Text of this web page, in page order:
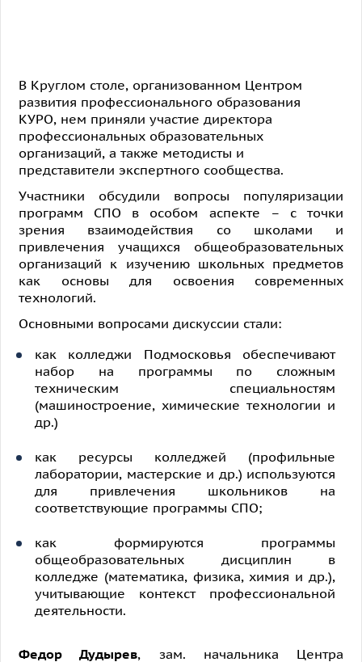
В Круглом столе, организованном Центром
развития профессионального образования
КУРО, нем приняли участие директора
профессиональных образовательных
организаций, а также методисты и
представители экспертного сообщества.
Участники обсудили вопросы популяризации
программ СПО в особом аспекте – с точки
зрения взаимодействия со школами и
привлечения учащихся общеобразовательных
организаций к изучению школьных предметов
как основы для освоения современных
технологий.
Основными вопросами дискуссии стали:
как колледжи Подмосковья обеспечивают
набор на программы по сложным
техническим специальностям
(машиностроение, химические технологии и
др.)
как ресурсы колледжей (профильные
лаборатории, мастерские и др.) используются
для привлечения школьников на
соответствующие программы СПО;
как формируются программы
общеобразовательных дисциплин в
колледже (математика, физика, химия и др.),
учитывающие контекст профессиональной
деятельности.
Федор Дудырев, зам. начальника Центра